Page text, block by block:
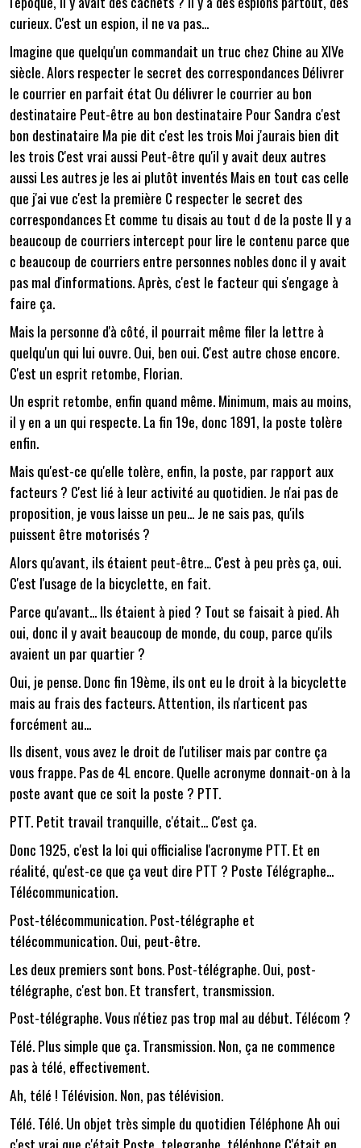
curieux. C'est un espion, il ne va pas...
Imagine que quelqu'un commandait un truc chez Chine au XIVe
siècle. Alors respecter le secret des correspondances Délivrer
le courrier en parfait état Ou délivrer le courrier au bon
destinataire Peut-être au bon destinataire Pour Sandra c'est
bon destinataire Ma pie dit c'est les trois Moi j'aurais bien dit
les trois C'est vrai aussi Peut-être qu'il y avait deux autres
aussi Les autres je les ai plutôt inventés Mais en tout cas celle
que j'ai vue c'est la première C respecter le secret des
correspondances Et comme tu disais au tout d de la poste Il y a
beaucoup de courriers intercept pour lire le contenu parce que
c beaucoup de courriers entre personnes nobles donc il y avait
pas mal d'informations. Après, c'est le facteur qui s'engage à
faire ça.
Mais la personne d'à côté, il pourrait même filer la lettre à
quelqu'un qui lui ouvre. Oui, ben oui. C'est autre chose encore.
C'est un esprit retombe, Florian.
Un esprit retombe, enfin quand même. Minimum, mais au moins,
il y en a un qui respecte. La fin 19e, donc 1891, la poste tolère
enfin.
Mais qu'est-ce qu'elle tolère, enfin, la poste, par rapport aux
facteurs ? C'est lié à leur activité au quotidien. Je n'ai pas de
proposition, je vous laisse un peu... Je ne sais pas, qu'ils
puissent être motorisés ?
Alors qu'avant, ils étaient peut-être... C'est à peu près ça, oui.
C'est l'usage de la bicyclette, en fait.
Parce qu'avant... Ils étaient à pied ? Tout se faisait à pied. Ah
oui, donc il y avait beaucoup de monde, du coup, parce qu'ils
avaient un par quartier ?
Oui, je pense. Donc fin 19ème, ils ont eu le droit à la bicyclette
mais au frais des facteurs. Attention, ils n'articent pas
forcément au...
Ils disent, vous avez le droit de l'utiliser mais par contre ça
vous frappe. Pas de 4L encore. Quelle acronyme donnait-on à la
poste avant que ce soit la poste ? PTT.
PTT. Petit travail tranquille, c'était... C'est ça.
Donc 1925, c'est la loi qui officialise l'acronyme PTT. Et en
réalité, qu'est-ce que ça veut dire PTT ? Poste Télégraphe...
Télécommunication.
Post-télécommunication. Post-télégraphe et
télécommunication. Oui, peut-être.
Les deux premiers sont bons. Post-télégraphe. Oui, post-
télégraphe, c'est bon. Et transfert, transmission.
Post-télégraphe. Vous n'étiez pas trop mal au début. Télécom ?
Télé. Plus simple que ça. Transmission. Non, ça ne commence
pas à télé, effectivement.
Ah, télé ! Télévision. Non, pas télévision.
Télé. Télé. Un objet très simple du quotidien Téléphone Ah oui
c'est vrai que c'était Poste, telegraphe, téléphone C'était en